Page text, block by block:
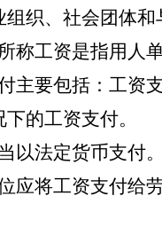
组织、社会团体
称工资是指用人
主要包括：工资
的工资支付。
以法定货币支付
应将工资支付给